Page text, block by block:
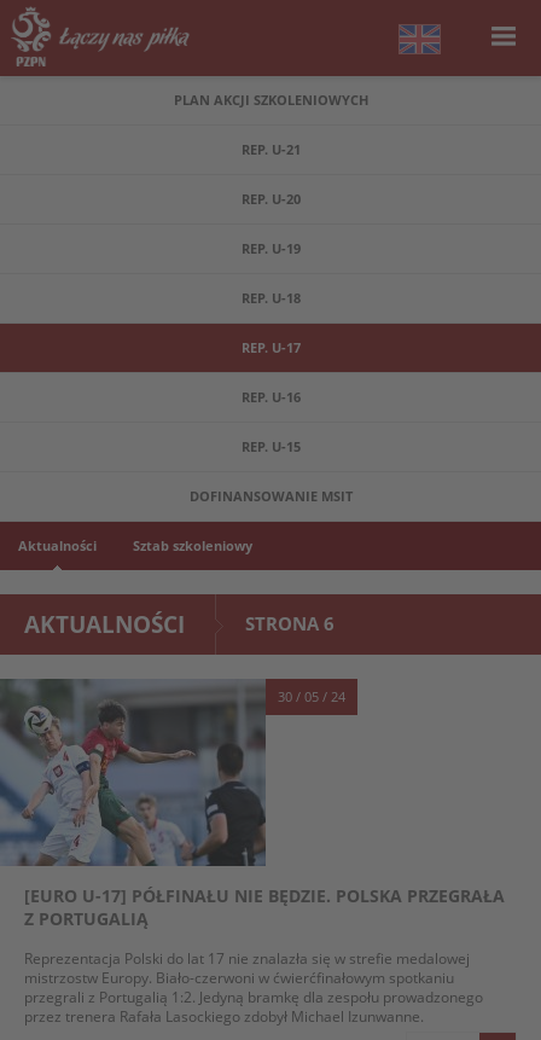
PLAN AKCJI SZKOLENIOWYCH
REP. U-21
REP. U-20
REP. U-19
REP. U-18
REP. U-17
REP. U-16
REP. U-15
DOFINANSOWANIE MSIT
Aktualności Sztab szkoleniowy
AKTUALNOŚCI STRONA 6
30 / 05 / 24
[EURO U-17] PÓŁFINAŁU NIE BĘDZIE. POLSKA PRZEGRAŁA
Z PORTUGALIĄ
Reprezentacja Polski do lat 17 nie znalazła się w strefie medalowej
mistrzostw Europy. Biało-czerwoni w ćwierćfinałowym spotkaniu
przegrali z Portugalią 1:2. Jedyną bramkę dla zespołu prowadzonego
przez trenera Rafała Lasockiego zdobył Michael Izunwanne.